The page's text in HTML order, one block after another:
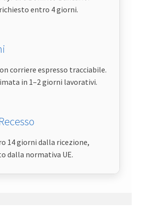
entro 4 giorni.
corriere espresso tracciabile.
in 1–2 giorni lavorativi.
14 giorni dalla ricezione,
dalla normativa UE.